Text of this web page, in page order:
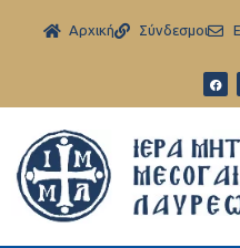
Aρχική Σύνδεσμοι